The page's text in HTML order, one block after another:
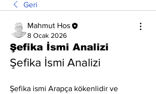
Geri
Mahmut Hos
8 Ocak 2026
Şefika İsmi Analizi
Şefika İsmi Analizi
Şefika ismi Arapça kökenlidir ve